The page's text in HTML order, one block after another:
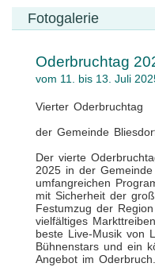
Fotogalerie
Oderbruchtag
vom 11. bis 13. Juli
Vierter Oderbruchtag
der Gemeinde
Der vierte
2025 in der
umfangreichen
mit Sicherheit der
Festumzug der
vielfältiges
beste Live-Musik von
Bühnenstars und ein
Angebot im Oderbruch.